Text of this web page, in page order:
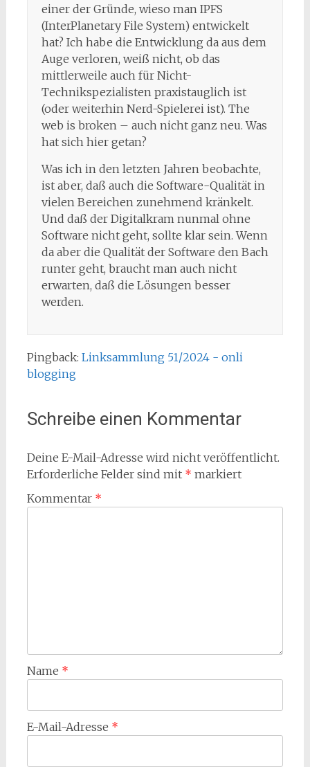
einer der Gründe, wieso man IPFS
(InterPlanetary File System) entwickelt
hat? Ich habe die Entwicklung da aus dem
Auge verloren, weiß nicht, ob das
mittlerweile auch für Nicht-
Technikspezialisten praxistauglich ist
(oder weiterhin Nerd-Spielerei ist). The
web is broken – auch nicht ganz neu. Was
hat sich hier getan?
Was ich in den letzten Jahren beobachte,
ist aber, daß auch die Software-Qualität in
vielen Bereichen zunehmend kränkelt.
Und daß der Digitalkram nunmal ohne
Software nicht geht, sollte klar sein. Wenn
da aber die Qualität der Software den Bach
runter geht, braucht man auch nicht
erwarten, daß die Lösungen besser
werden.
Pingback: Linksammlung 51/2024 - onli
blogging
Schreibe einen Kommentar
Deine E-Mail-Adresse wird nicht veröffentlicht.
Erforderliche Felder sind mit * markiert
Kommentar *
Name *
E-Mail-Adresse *